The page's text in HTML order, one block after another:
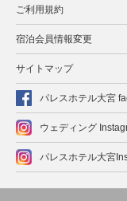
ご利用規約
宿泊会員情報変更
サイトマップ
パレスホテル大宮
ウェディング
パレスホテル大宮